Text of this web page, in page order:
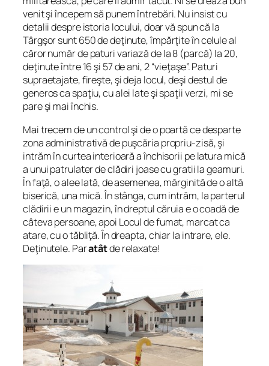
venit şi începem să punem întrebări. Nu insist cu
detalii despre istoria locului, doar vă spun că la
Târgşor sunt 650 de deţinute, împărţite în celule al
căror număr de paturi variază de la 8 (parcă) la 20,
deţinute între 16 şi 57 de ani, 2 “vieţaşe”. Paturi
supraetajate, fireşte, şi deja locul, deşi destul de
generos ca spaţiu, cu alei late şi spaţii verzi, mi se
pare şi mai închis.
Mai trecem de un control şi de o poartă ce desparte
zona administrativă de puşcăria propriu-zisă, şi
intrăm în curtea interioară a închisorii pe latura mică
a unui patrulater de clădiri joase cu gratii la geamuri.
În faţă, o alee lată, de asemenea, mărginită de o altă
biserică, una mică. În stânga, cum intrăm, la parterul
clădirii e un magazin, în dreptul căruia e o coadă de
câteva persoane, apoi Locul de fumat, marcat ca
atare, cu o tăbliţă. În dreapta, chiar la intrare, ele.
Deţinutele. Paratâtde relaxate!